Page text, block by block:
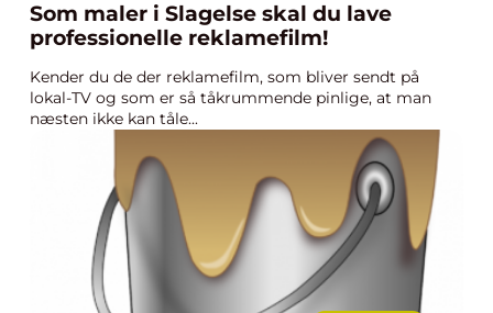
Som maler i Slagelse skal du lave
professionelle reklamefilm!
Kender du de der reklamefilm, som bliver sendt på
lokal-TV og som er så tåkrummende pinlige, at man
næsten ikke kan tåle...